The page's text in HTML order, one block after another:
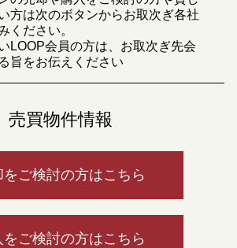
方は次のボタンからお取次ぎ各社
ください。
LOOP会員の方は、お取次ぎ先会
旨をお伝えください
売買物件情報
をご検討の方はこちら
をご検討の方はこちら